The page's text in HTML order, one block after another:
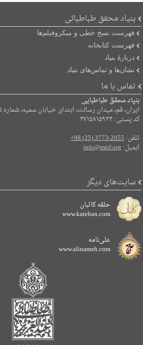
بنیاد محقق طباطبائی
فهرست نسخ خطی و میکروفیلم‌ها
فهرست کتابخانه
دربارۀ بنیاد
نشان‌ها و تماس‌های بنیاد
تماس با ما
بنیاد محقق طباطبایی
ایران، قم، میدان رسالت، ابتدای خیابان سمیه، شماره ۱۵.
کد پستی: ۳۷۱۵۸۱۵۹۳۴
تلفن:+98 (25) 3773-2055
ایمیل:info@mtif.org
سایت‌های دیگر
حلقه کاتبان
www.kateban.com
علی‌نامه
www.alinameh.com